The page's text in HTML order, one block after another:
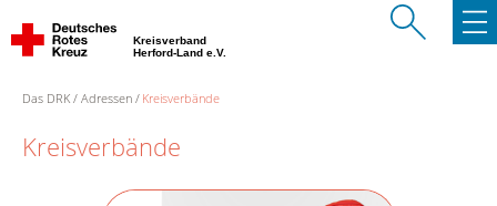
Kreisverband
Herford-Land e.V.
Das DRK Adressen Kreisverbände
Kreisverbände